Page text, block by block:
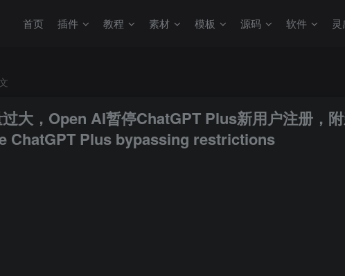
首页 插件 教程 素材 模板 源码 软件
大，Open AI暂停ChatGPT Plus新用户注册，
ChatGPT Plus bypassing restrictions